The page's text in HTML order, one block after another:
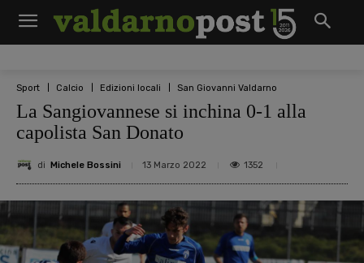
Sport Calcio Edizioni locali San Giovanni Valdarno
La Sangiovannese si inchina 0-1 alla
capolista San Donato
di Michele Bossini 13 Marzo 2022 1352